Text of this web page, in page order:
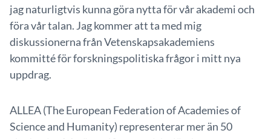
jag naturligtvis kunna göra nytta för vår akademi och
föra vår talan. Jag kommer att ta med mig
diskussionerna från Vetenskapsakademiens
kommitté för forskningspolitiska frågor i mitt nya
uppdrag.
ALLEA (The European Federation of Academies of
Science and Humanity) representerar mer än 50